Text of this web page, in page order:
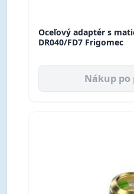
Oceľový adaptér s
DR040/FD7 Frigomec
Nákup